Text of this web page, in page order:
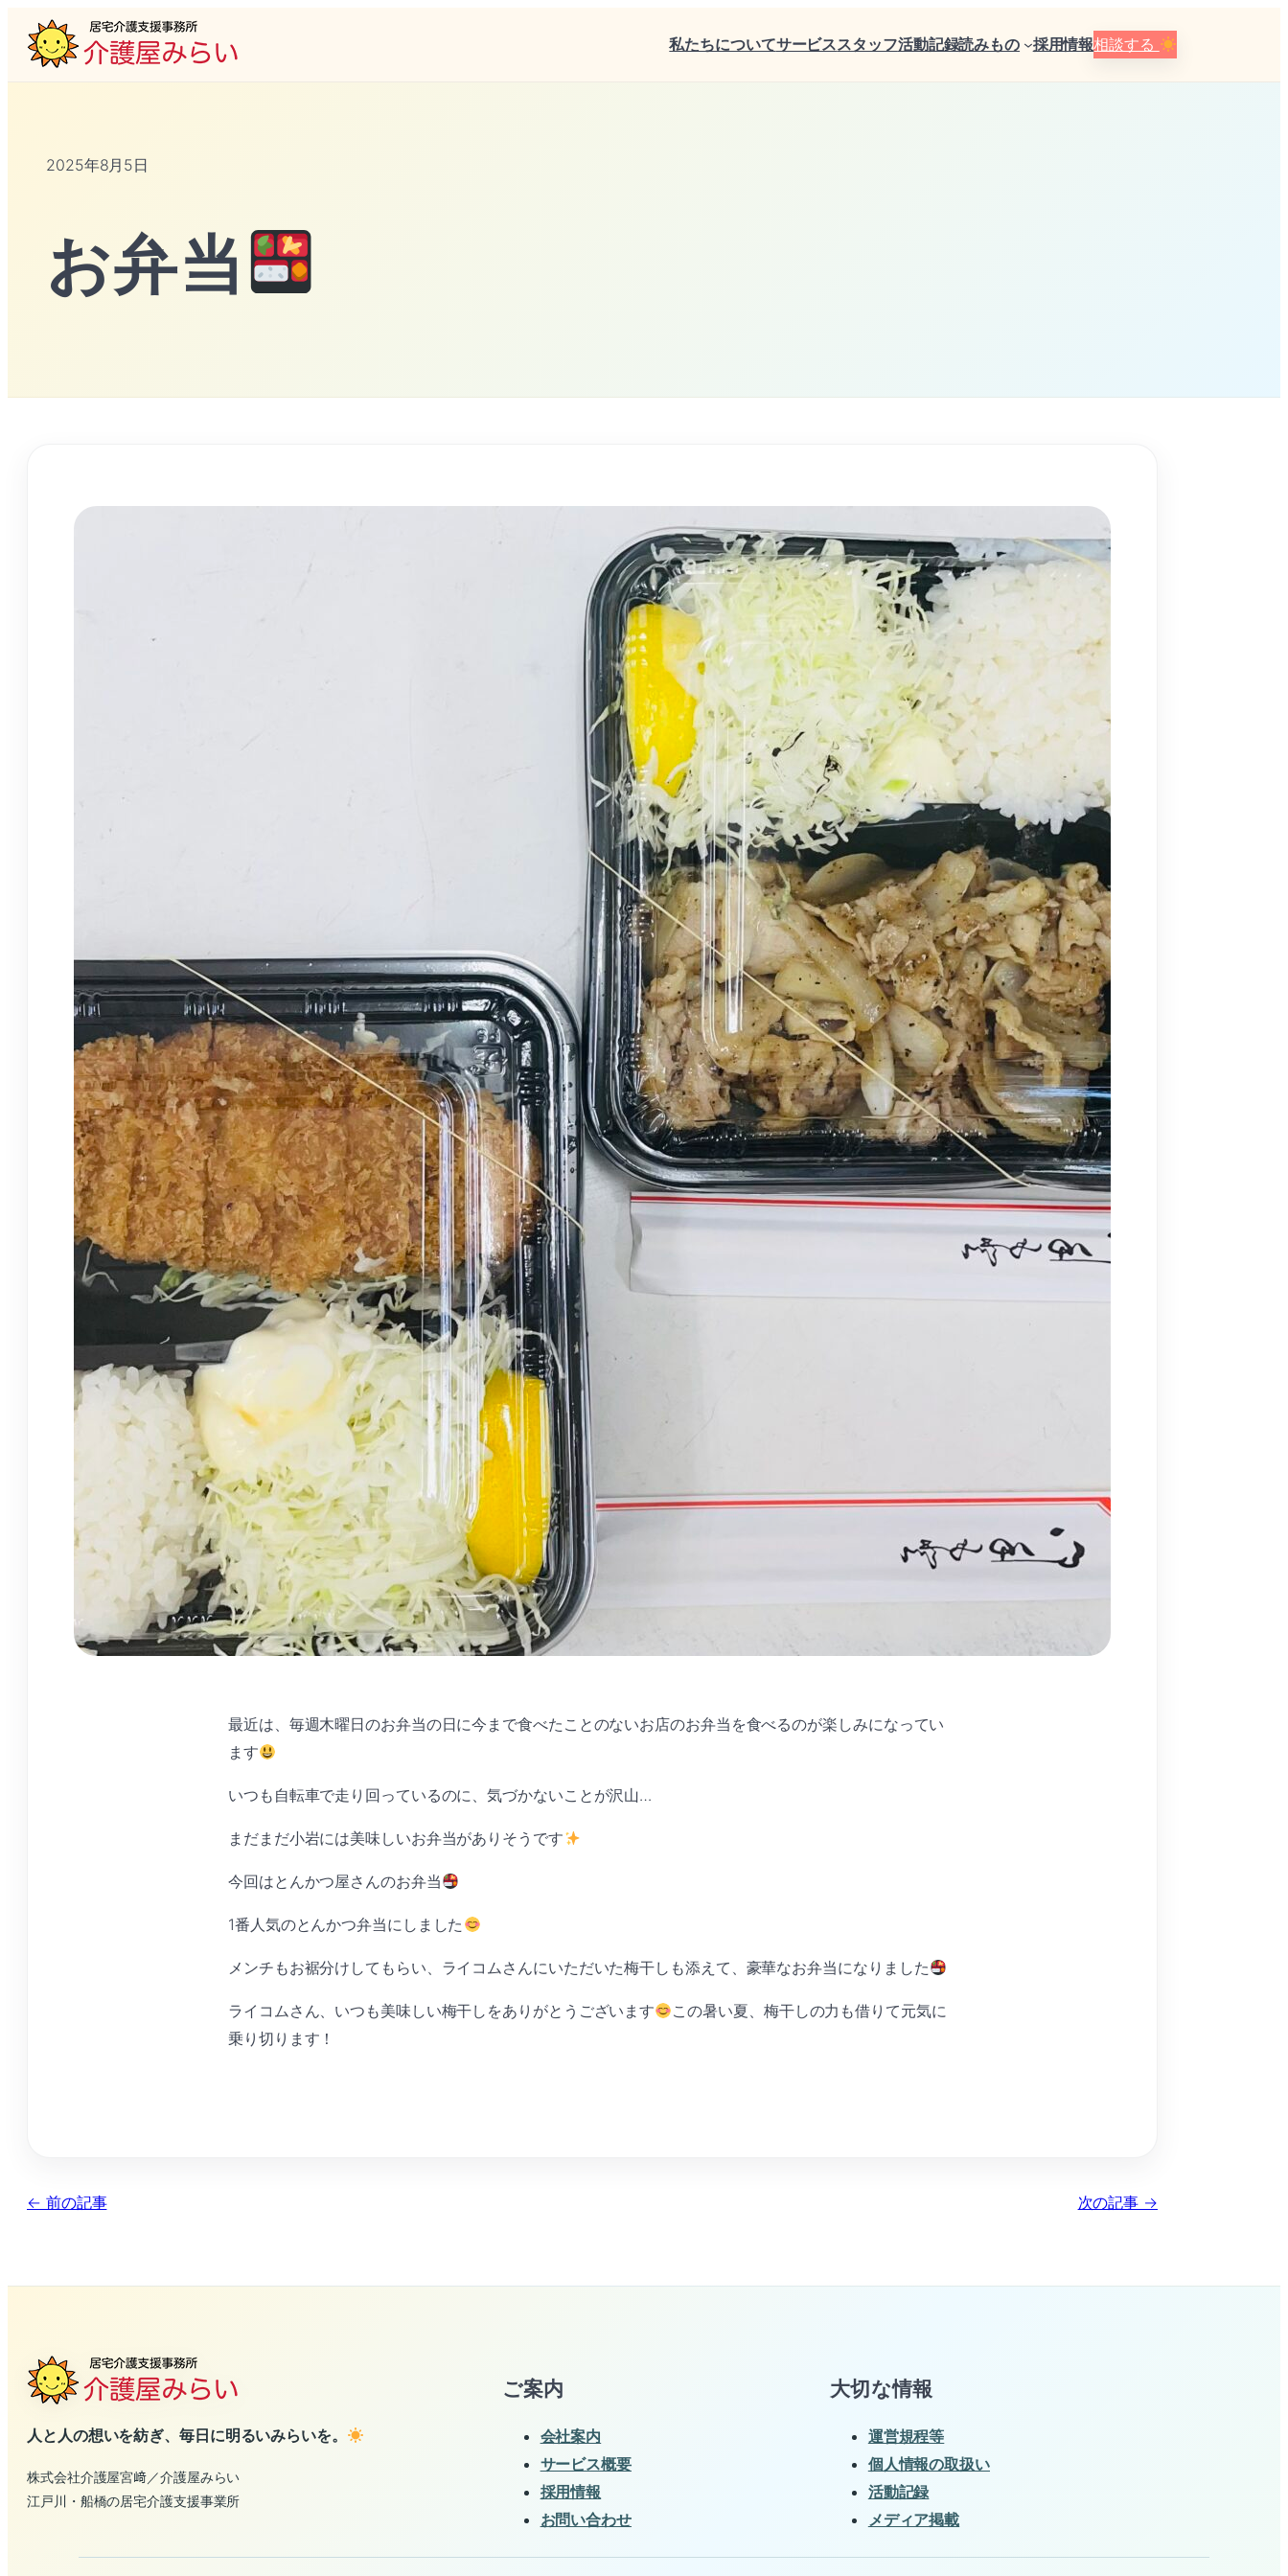
私たちについてサービススタッフ活動記録読みもの 採用情報相談する
2025年8月5日
お弁当
最近は、毎週木曜日のお弁当の日に今まで食べたことのないお店のお弁当を食べるのが楽しみになってい
ます
いつも自転車で走り回っているのに、気づかないことが沢山…
まだまだ小岩には美味しいお弁当がありそうです
今回はとんかつ屋さんのお弁当
1番人気のとんかつ弁当にしました
メンチもお裾分けしてもらい、ライコムさんにいただいた梅干しも添えて、豪華なお弁当になりました
ライコムさん、いつも美味しい梅干しをありがとうございます
この暑い夏、梅干しの力も借りて元気に
乗り切ります！
← 前の記事 次の記事 →
人と人の想いを紡ぎ、毎日に明るいみらいを。
株式会社介護屋宮﨑／介護屋みらい
江戸川・船橋の居宅介護支援事業所
ご案内
会社案内
サービス概要
採用情報
お問い合わせ
大切な情報
運営規程等
個人情報の取扱い
活動記録
メディア掲載